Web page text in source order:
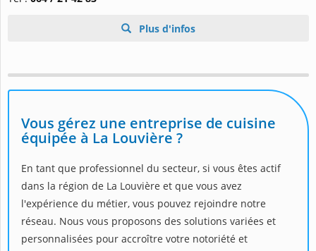
Plus d'infos
Vous gérez une entreprise de cuisine
équipée à La Louvière ?
En tant que professionnel du secteur, si vous êtes actif
dans la région de La Louvière et que vous avez
l'expérience du métier, vous pouvez rejoindre notre
réseau. Nous vous proposons des solutions variées et
personnalisées pour accroître votre notoriété et